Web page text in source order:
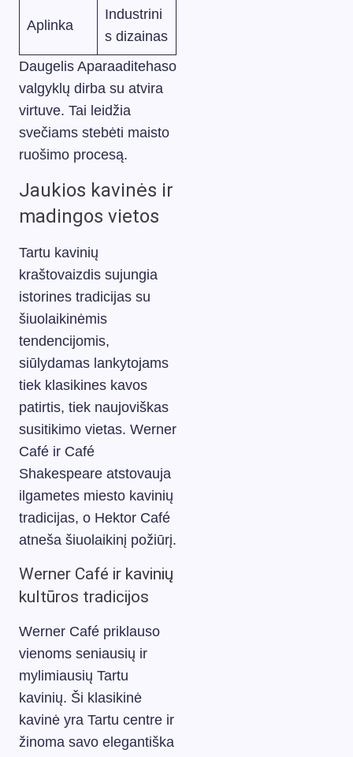
Aplinka
Industrini
s dizainas
Daugelis Aparaaditehaso
valgyklų dirba su atvira
virtuve. Tai leidžia
svečiams stebėti maisto
ruošimo procesą.
Jaukios kavinės ir
madingos vietos
Tartu kavinių
kraštovaizdis sujungia
istorines tradicijas su
šiuolaikinėmis
tendencijomis,
siūlydamas lankytojams
tiek klasikines kavos
patirtis, tiek naujoviškas
susitikimo vietas. Werner
Café ir Café
Shakespeare atstovauja
ilgametes miesto kavinių
tradicijas, o Hektor Café
atneša šiuolaikinį požiūrį.
Werner Café ir kavinių
kultūros tradicijos
Werner Café priklauso
vienoms seniausių ir
mylimiausių Tartu
kavinių. Ši klasikinė
kavinė yra Tartu centre ir
žinoma savo elegantiška